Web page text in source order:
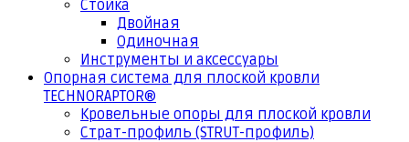
Стойка
Двойная
Одиночная
Инструменты и аксессуары
Опорная система для плоской кровли
TECHNORAPTOR®
Кровельные опоры для плоской кровли
Страт-профиль (STRUT-профиль)